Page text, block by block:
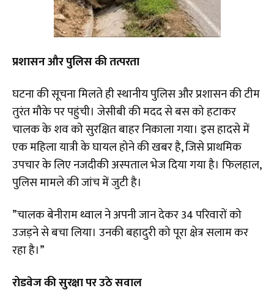
प्रशासन और पुलिस की तत्परता
​घटना की सूचना मिलते ही स्थानीय पुलिस और प्रशासन की टीम
तुरंत मौके पर पहुंची। जेसीबी की मदद से बस को हटाकर
चालक के शव को सुरक्षित बाहर निकाला गया। इस हादसे में
एक महिला यात्री के घायल होने की खबर है, जिसे प्राथमिक
उपचार के लिए नजदीकी अस्पताल भेज दिया गया है। फिलहाल,
पुलिस मामले की जांच में जुटी है।
​”चालक बेनीराम थ्वाल ने अपनी जान देकर 34 परिवारों को
उजड़ने से बचा लिया। उनकी बहादुरी को पूरा क्षेत्र सलाम कर
रहा है।”
रोडवेज की सुरक्षा पर उठे सवाल